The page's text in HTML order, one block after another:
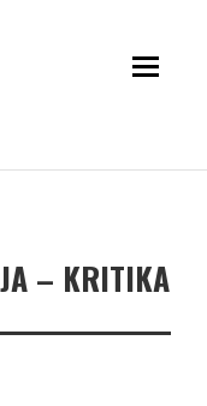
– KRITIKA